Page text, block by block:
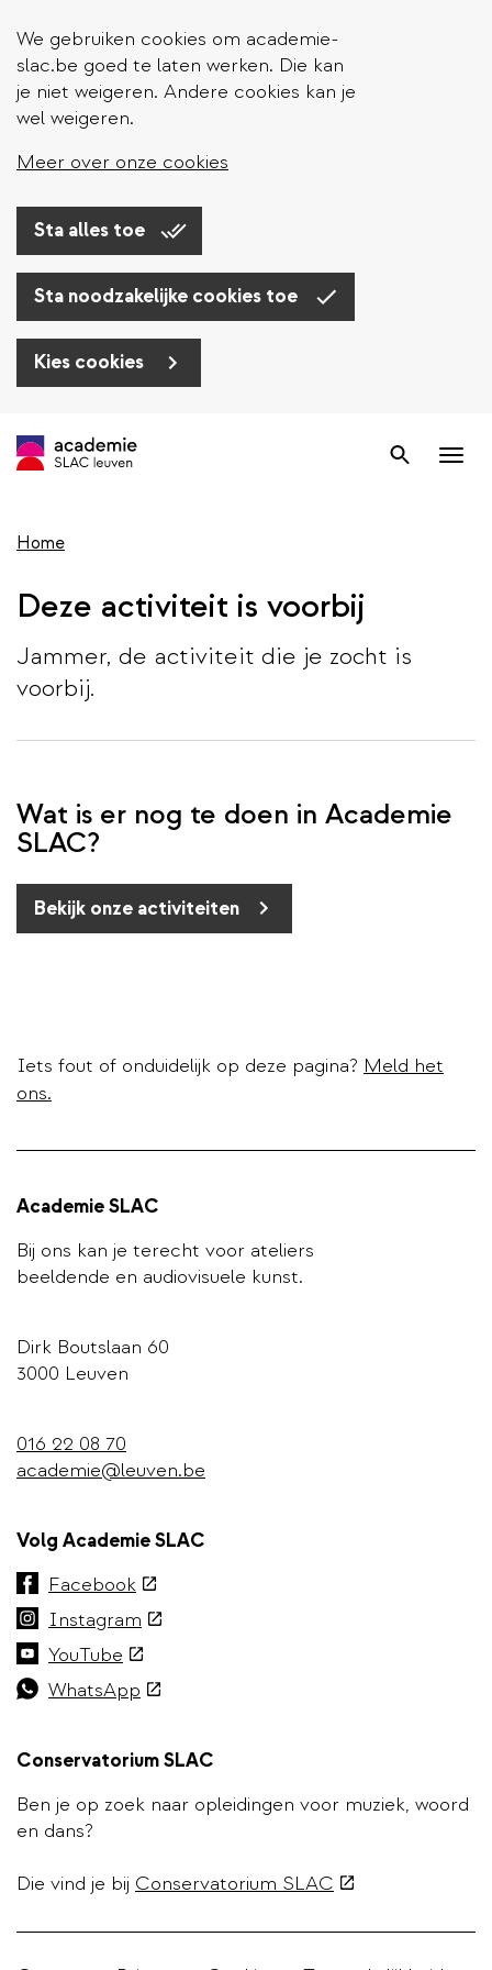
We gebruiken cookies om academie-
slac.be goed te laten werken. Die kan
je niet weigeren. Andere cookies kan je
wel weigeren.
Meer over onze cookies
Sta alles toe
Sta noodzakelijke cookies toe
Kies cookies
en
inhoud
Zoek
Home
Deze activiteit is voorbij
Jammer, de activiteit die je zocht is
voorbij.
Wat is er nog te doen in Academie
SLAC?
Bekijk onze activiteiten
Iets fout of onduidelijk op deze pagina? Meld het
ons.
Academie SLAC
Bij ons kan je terecht voor ateliers
beeldende en audiovisuele kunst.
Dirk Boutslaan 60
3000 Leuven
016 22 08 70
academie@leuven.be
Volg Academie SLAC
Facebook(externe
link)
Instagram (externe
link)
YouTube (externe
link)
WhatsApp (externe
Conservatorium SLAC
Ben je op zoek naar opleidingen voor muziek, woord
en dans?
Die vind je bij Conservatorium SLAC (externe